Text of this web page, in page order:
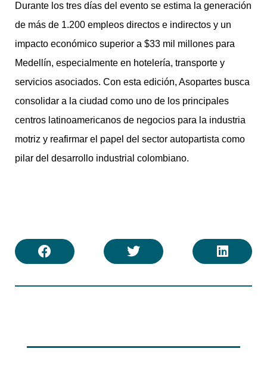
Durante los tres días del evento se estima la generación
de más de 1.200 empleos directos e indirectos y un
impacto económico superior a $33 mil millones para
Medellín, especialmente en hotelería, transporte y
servicios asociados. Con esta edición, Asopartes busca
consolidar a la ciudad como uno de los principales
centros latinoamericanos de negocios para la industria
motriz y reafirmar el papel del sector autopartista como
pilar del desarrollo industrial colombiano.